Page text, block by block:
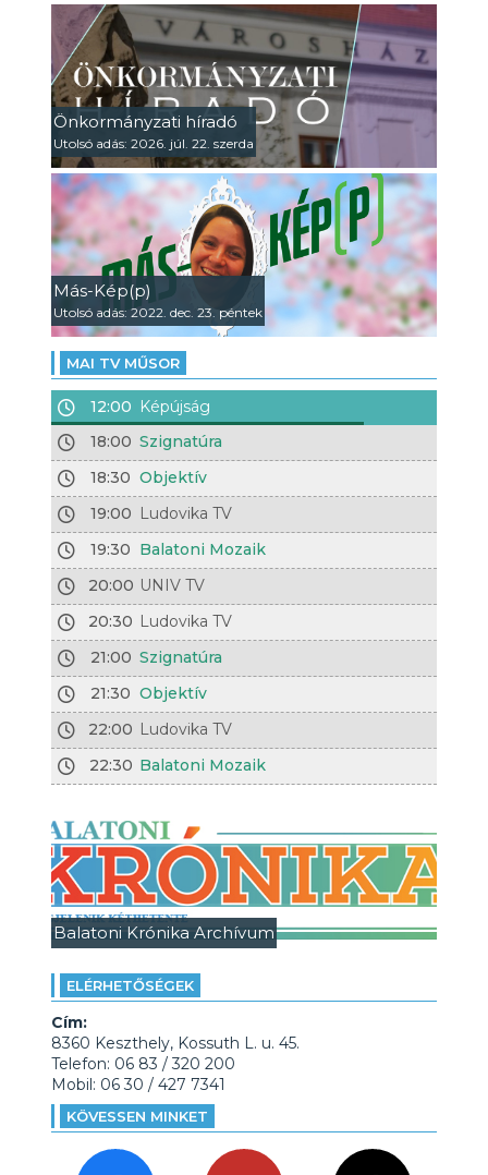
Önkormányzati híradó
Utolsó adás: 2026. júl. 22. szerda
Más-Kép(p)
Utolsó adás: 2022. dec. 23. péntek
MAI TV MŰSOR
12:00 Képújság
18:00 Szignatúra
18:30 Objektív
19:00 Ludovika TV
19:30 Balatoni Mozaik
20:00 UNIV TV
20:30 Ludovika TV
21:00 Szignatúra
21:30 Objektív
22:00 Ludovika TV
22:30 Balatoni Mozaik
Balatoni Krónika Archívum
ELÉRHETŐSÉGEK
Cím:
8360 Keszthely, Kossuth L. u. 45.
Telefon: 06 83 / 320 200
Mobil: 06 30 / 427 7341
KÖVESSEN MINKET